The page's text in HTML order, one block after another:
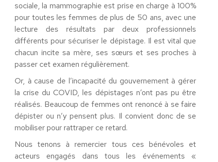
sociale, la mammographie est prise en charge à 100%
pour toutes les femmes de plus de 50 ans, avec une
lecture des résultats par deux professionnels
différents pour sécuriser le dépistage. Il est vital que
chacun incite sa mère, ses sœurs et ses proches à
passer cet examen régulièrement.
Or, à cause de l’incapacité du gouvernement à gérer
la crise du COVID, les dépistages n’ont pas pu être
réalisés. Beaucoup de femmes ont renoncé à se faire
dépister ou n’y pensent plus. Il convient donc de se
mobiliser pour rattraper ce retard.
Nous tenons à remercier tous ces bénévoles et
acteurs engagés dans tous les événements «